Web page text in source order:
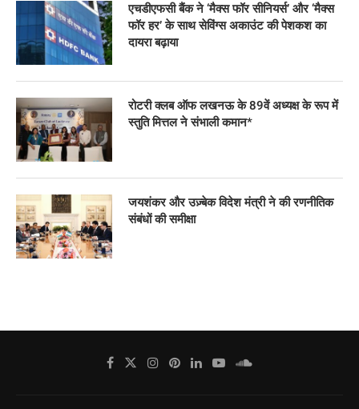
एचडीएफसी बैंक ने ‘मैक्स फॉर सीनियर्स’ और ‘मैक्स
फॉर हर’ के साथ सेविंग्स अकाउंट की पेशकश का
दायरा बढ़ाया
रोटरी क्लब ऑफ लखनऊ के 89वें अध्यक्ष के रूप में
स्तुति मित्तल ने संभाली कमान*
जयशंकर और उज़्बेक विदेश मंत्री ने की रणनीतिक
संबंधों की समीक्षा